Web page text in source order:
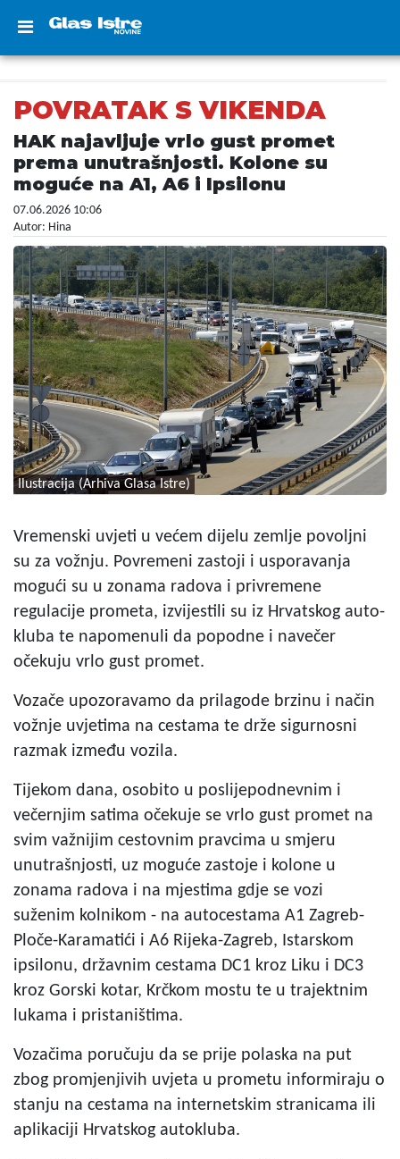
POVRATAK S VIKENDA
HAK najavljuje vrlo gust promet
prema unutrašnjosti. Kolone su
moguće na A1, A6 i Ipsilonu
07.06.2026 10:06
Autor: Hina
Ilustracija (Arhiva Glasa Istre)
Vremenski uvjeti u većem dijelu zemlje povoljni
su za vožnju. Povremeni zastoji i usporavanja
mogući su u zonama radova i privremene
regulacije prometa, izvijestili su iz Hrvatskog auto-
kluba te napomenuli da popodne i navečer
očekuju vrlo gust promet.
Vozače upozoravamo da prilagode brzinu i način
vožnje uvjetima na cestama te drže sigurnosni
razmak između vozila.
Tijekom dana, osobito u poslijepodnevnim i
večernjim satima očekuje se vrlo gust promet na
svim važnijim cestovnim pravcima u smjeru
unutrašnjosti, uz moguće zastoje i kolone u
zonama radova i na mjestima gdje se vozi
suženim kolnikom - na autocestama A1 Zagreb-
Ploče-Karamatići i A6 Rijeka-Zagreb, Istarskom
ipsilonu, državnim cestama DC1 kroz Liku i DC3
kroz Gorski kotar, Krčkom mostu te u trajektnim
lukama i pristaništima.
Vozačima poručuju da se prije polaska na put
zbog promjenjivih uvjeta u prometu informiraju o
stanju na cestama na internetskim stranicama ili
aplikaciji Hrvatskog autokluba.